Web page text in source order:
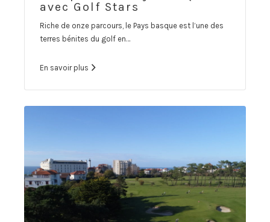
avec Golf Stars
Riche de onze parcours, le Pays basque est l’une des
terres bénites du golf en…
En savoir plus